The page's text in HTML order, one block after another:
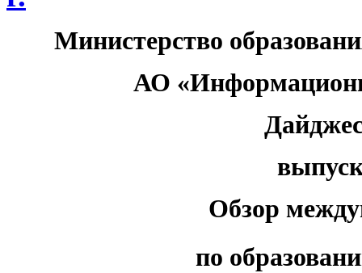
Министерство
АО
Обзор
по